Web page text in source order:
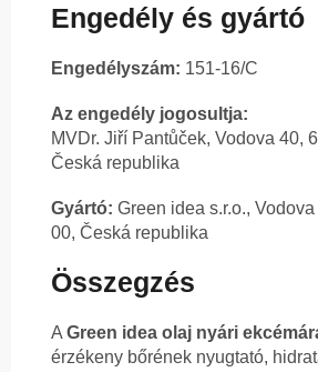
Engedély és gyártó
Engedélyszám: 151-16/C
Az engedély jogosultja:
MVDr. Jiří Pantůček, Vodova 40,
Česká republika
Gyártó: Green idea s.r.o.,
00, Česká republika
Összegzés
A Green idea olaj nyári
érzékeny bőrének nyugtató,